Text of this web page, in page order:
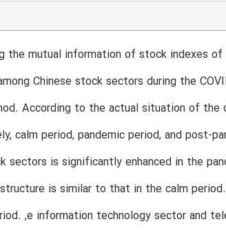
the mutual information of stock indexes of
Chinese stock sectors during the
According to the actual situation of the
calm period, pandemic period, and post-
sectors is significantly enhanced in the
is similar to that in the calm
,e information technology sector and